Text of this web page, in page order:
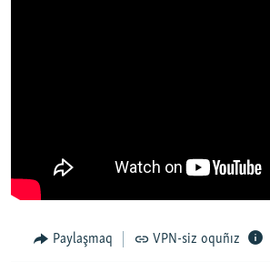
Paylaşmaq VPN-siz oquñız